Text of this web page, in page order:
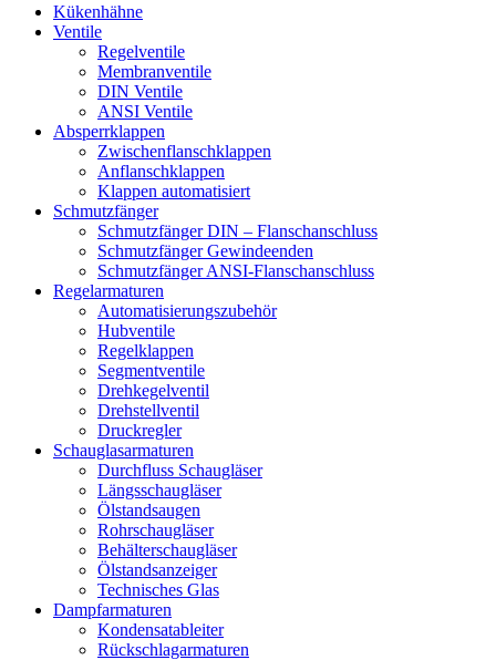
Kükenhähne
Ventile
Regelventile
Membranventile
DIN Ventile
ANSI Ventile
Absperrklappen
Zwischenflanschklappen
Anflanschklappen
Klappen automatisiert
Schmutzfänger
Schmutzfänger DIN – Flanschanschluss
Schmutzfänger Gewindeenden
Schmutzfänger ANSI-Flanschanschluss
Regelarmaturen
Automatisierungszubehör
Hubventile
Regelklappen
Segmentventile
Drehkegelventil
Drehstellventil
Druckregler
Schauglas­armaturen
Durchfluss Schaugläser
Längsschaugläser
Ölstandsaugen
Rohrschaugläser
Behälterschaugläser
Ölstandsanzeiger
Technisches Glas
Dampfarmaturen
Kondensatableiter
Rückschlagarmaturen